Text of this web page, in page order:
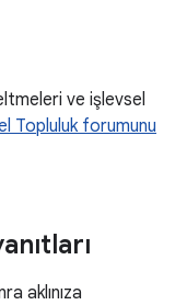
ve işlevsel
Topluluk forumunu
aklınıza